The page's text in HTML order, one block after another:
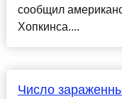
сообщил
Хопкинса....
Число